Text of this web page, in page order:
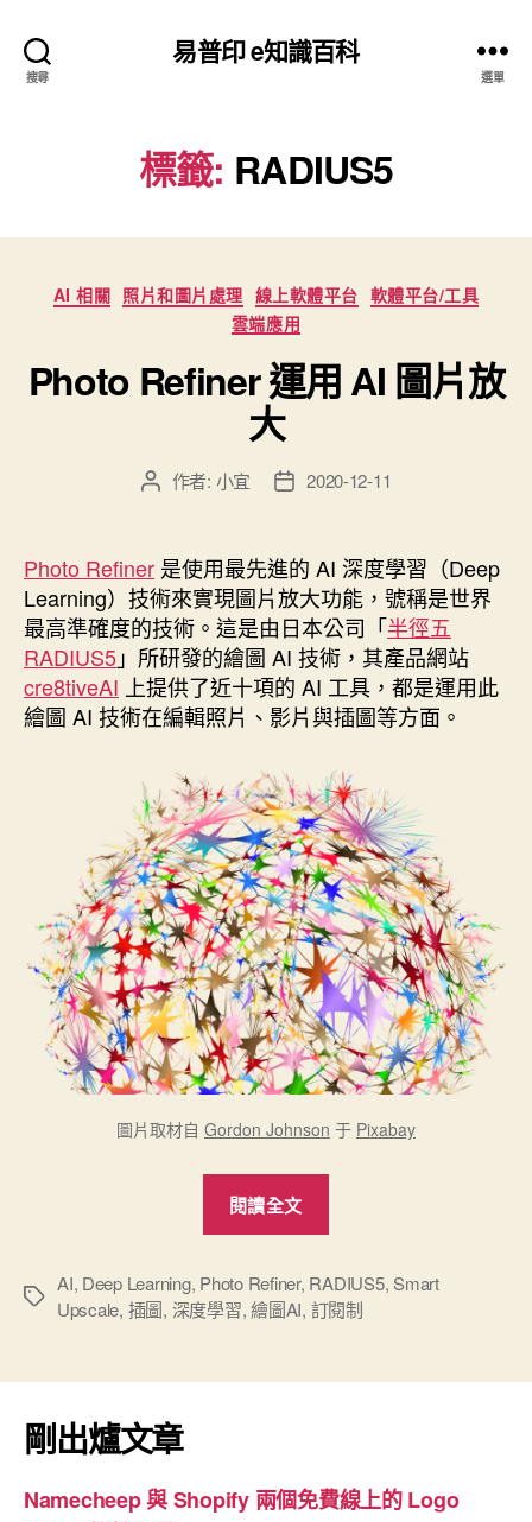
搜尋
易普印 e知識百科
選單
標籤: RADIUS5
分
類
AI 相關 照片和圖片處理 線上軟體平台 軟體平台/工具
雲端應用
Photo Refiner 運用 AI 圖片放
大
文
者
作者: 小宜
文
佈
日
期
2020-12-11
Photo Refiner 是使用最先進的 AI 深度學習（Deep
Learning）技術來實現圖片放大功能，號稱是世界
最高準確度的技術。這是由日本公司「半徑五
RADIUS5」所研發的繪圖 AI 技術，其產品網站
cre8tiveAI 上提供了近十項的 AI 工具，都是運用此
繪圖 AI 技術在編輯照片、影片與插圖等方面。
圖片取材自 Gordon Johnson 于 Pixabay
閱讀全文
用
AI
片
標
AI, Deep Learning, Photo Refiner, RADIUS5,Smart
Upscale, 插圖, 深度學習,繪圖AI, 訂閱制
剛出爐文章
Namecheep 與 Shopify 兩個免費線上的 Logo